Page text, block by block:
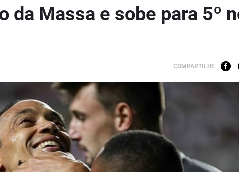
da Massa e sobe para 5º
COMPARTILHE